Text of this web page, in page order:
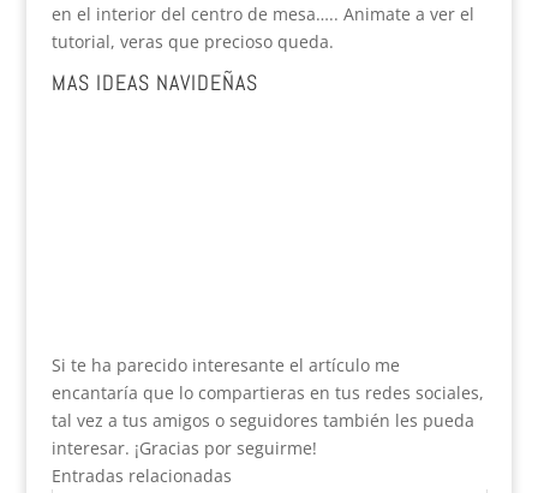
en el interior del centro de mesa….. Animate a ver el
tutorial, veras que precioso queda.
MAS IDEAS NAVIDEÑAS
Si te ha parecido interesante el artículo me
encantaría que lo compartieras en tus redes sociales,
tal vez a tus amigos o seguidores también les pueda
interesar. ¡Gracias por seguirme!
Entradas relacionadas